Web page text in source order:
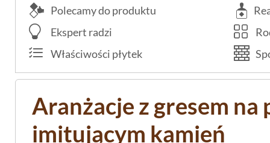
Polecamy do produktu
Ekspert radzi
Właściwości płytek
Aranżacje z gresem na
imitującym kamień